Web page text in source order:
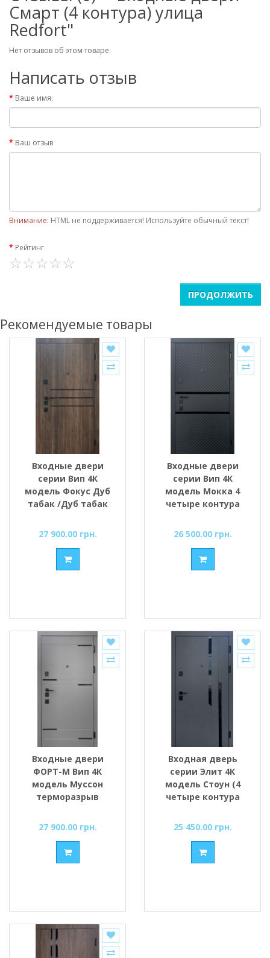
Смарт (4 контура) улица
Redfort"
Нет отзывов об этом товаре.
Написать отзыв
Ваше имя:
Ваш отзыв
Внимание: HTML не поддерживается! Используйте обычный текст!
Рейтинг
ПРОДОЛЖИТЬ
Рекомендуемые товары
Входные двери
серии Вип 4К
модель Фокус Дуб
табак /Дуб табак
27 900.00 грн.
Входные двери
серии Вип 4К
модель Мокка 4
четыре контура
шагрень/белый
матовый Форт-М
26 500.00 грн.
Входные двери
ФОРТ-М Вип 4К
модель Муссон
терморазрыв
+ молдинг черный/
муссонное дерево
светлое + белая
рама
27 900.00 грн.
Входная дверь
серии Элит 4К
модель Стоун (4
четыре контура
темный/Бетон
темный ТМ Форт-М
25 450.00 грн.